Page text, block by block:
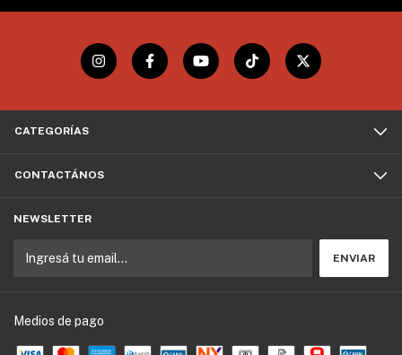
CATEGORÍAS
CONTACTÁNOS
NEWSLETTER
Medios de pago